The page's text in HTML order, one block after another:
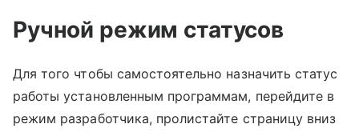
Ручной режим статусов
Для того чтобы самостоятельно назначить статус
работы установленным программам, перейдите в
режим разработчика, пролистайте страницу вниз